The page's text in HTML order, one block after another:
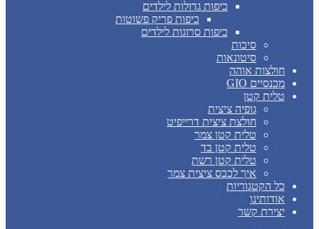
כיפות גדולות לילדים
כיפות פריק פשוטות
כיפות סרוגות לילדים
סיכות
סיטונאות
חולצות אוהה
מכנסיים GIO
טלית קטן
גופיה ציצית
חולצת ציצית דרייפיט
טלית קטן צמר
טלית קטן בד
טלית קטן רשת
איך לכבס ציצית צמר
כל הקטגוריות
אודותינו
יצירת קשר